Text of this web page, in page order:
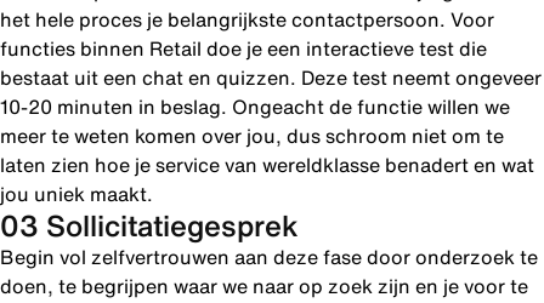
het hele proces je belangrijkste contactpersoon. Voor
functies binnen Retail doe je een interactieve test die
bestaat uit een chat en quizzen. Deze test neemt ongeveer
10-20 minuten in beslag. Ongeacht de functie willen we
meer te weten komen over jou, dus schroom niet om te
laten zien hoe je service van wereldklasse benadert en wat
jou uniek maakt.
03 Sollicitatiegesprek
Begin vol zelfvertrouwen aan deze fase door onderzoek te
doen, te begrijpen waar we naar op zoek zijn en je voor te